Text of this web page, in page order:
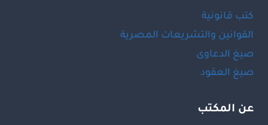
كتب قانونية
القوانين والتشريعات المصرية
صيغ الدعاوى
صيغ العقود
عن المكتب